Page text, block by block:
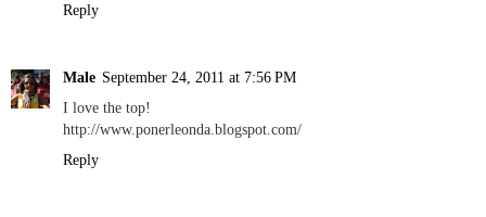
Reply
Male September 24, 2011 at 7:56 PM
I love the top!
http://www.ponerleonda.blogspot.com/
Reply